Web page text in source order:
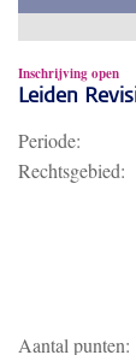
Inschrijving open
Leiden
Periode:
Rechtsgebied:
Aantal punten: